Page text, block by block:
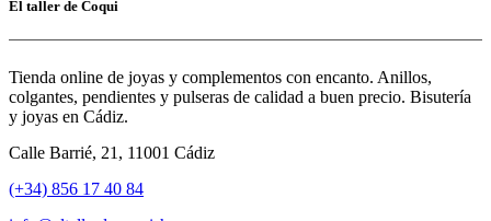
El taller de Coqui
Tienda online de joyas y complementos con encanto. Anillos,
colgantes, pendientes y pulseras de calidad a buen precio. Bisutería
y joyas en Cádiz.
Calle Barrié, 21, 11001 Cádiz
(+34) 856 17 40 84